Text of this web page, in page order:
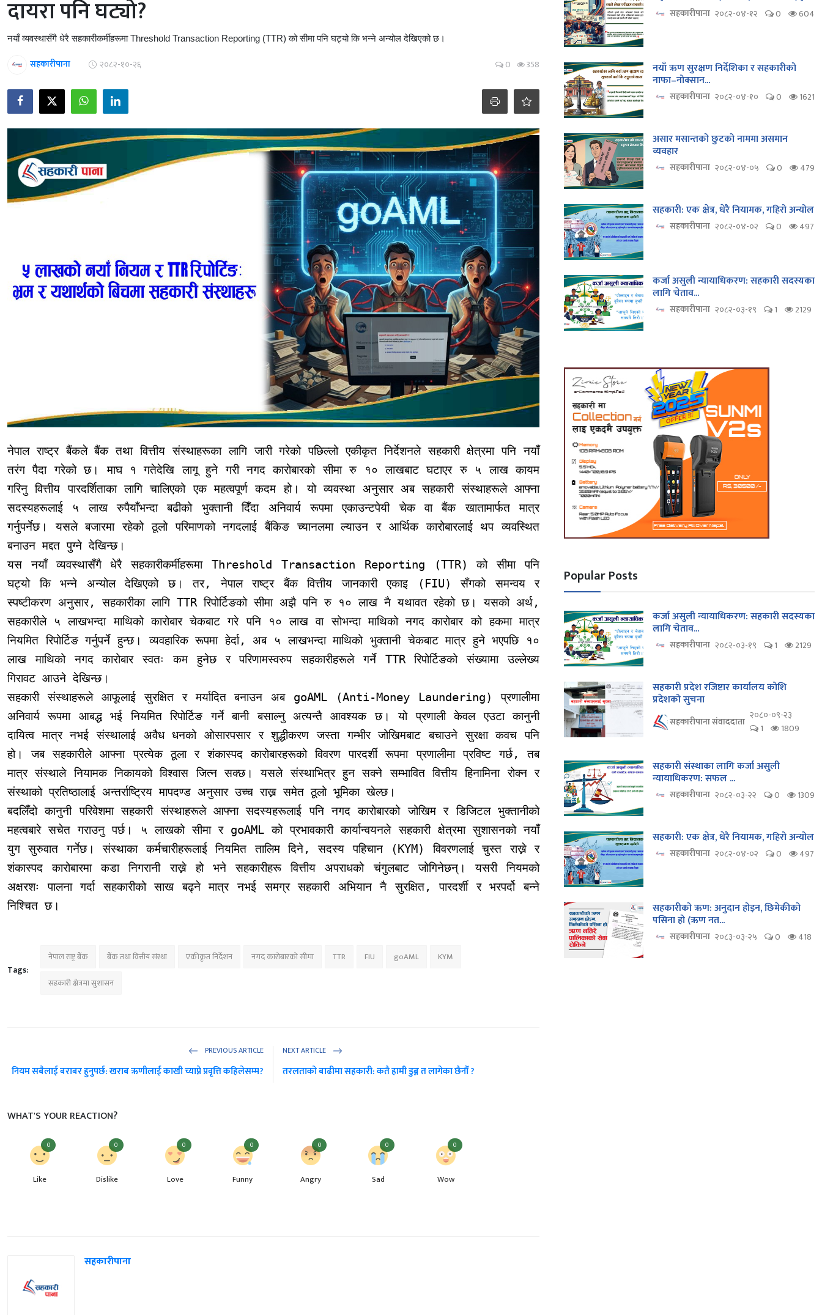
दायरा पनि घट्यो?
नयाँ व्यवस्थासँगै धेरै सहकारीकर्मीहरूमा Threshold Transaction Reporting (TTR) को सीमा पनि घट्यो कि भन्ने अन्योल देखिएको छ।
सहकारीपाना २०८२-१०-२६ 0 358
नेपाल राष्ट्र बैंकले बैंक तथा वित्तीय संस्थाहरूका लागि जारी गरेको पछिल्लो एकीकृत निर्देशनले सहकारी क्षेत्रमा पनि नयाँ
तरंग पैदा गरेको छ। माघ १ गतेदेखि लागू हुने गरी नगद कारोबारको सीमा रु १० लाखबाट घटाएर रु ५ लाख कायम
गरिनु वित्तीय पारदर्शिताका लागि चालिएको एक महत्वपूर्ण कदम हो। यो व्यवस्था अनुसार अब सहकारी संस्थाहरूले आफ्ना
सदस्यहरूलाई ५ लाख रुपैयाँभन्दा बढीको भुक्तानी दिँदा अनिवार्य रूपमा एकाउन्टपेयी चेक वा बैंक खातामार्फत मात्र
गर्नुपर्नेछ। यसले बजारमा रहेको ठूलो परिमाणको नगदलाई बैंकिङ च्यानलमा ल्याउन र आर्थिक कारोबारलाई थप व्यवस्थित
बनाउन मद्दत पुग्ने देखिन्छ।
यस नयाँ व्यवस्थासँगै धेरै सहकारीकर्मीहरूमा Threshold Transaction Reporting (TTR) को सीमा पनि
घट्यो कि भन्ने अन्योल देखिएको छ। तर, नेपाल राष्ट्र बैंक वित्तीय जानकारी एकाइ (FIU) सँगको समन्वय र
स्पष्टीकरण अनुसार, सहकारीका लागि TTR रिपोर्टिङको सीमा अझै पनि रु १० लाख नै यथावत रहेको छ। यसको अर्थ,
सहकारीले ५ लाखभन्दा माथिको कारोबार चेकबाट गरे पनि १० लाख वा सोभन्दा माथिको नगद कारोबार को हकमा मात्र
नियमित रिपोर्टिङ गर्नुपर्ने हुन्छ। व्यवहारिक रूपमा हेर्दा, अब ५ लाखभन्दा माथिको भुक्तानी चेकबाट मात्र हुने भएपछि १०
लाख माथिको नगद कारोबार स्वतः कम हुनेछ र परिणामस्वरुप सहकारीहरूले गर्ने TTR रिपोर्टिङको संख्यामा उल्लेख्य
गिरावट आउने देखिन्छ।
सहकारी संस्थाहरूले आफूलाई सुरक्षित र मर्यादित बनाउन अब goAML (Anti-Money Laundering) प्रणालीमा
अनिवार्य रूपमा आबद्ध भई नियमित रिपोर्टिङ गर्ने बानी बसाल्नु अत्यन्तै आवश्यक छ। यो प्रणाली केवल एउटा कानुनी
दायित्व मात्र नभई संस्थालाई अवैध धनको ओसारपसार र शुद्धीकरण जस्ता गम्भीर जोखिमबाट बचाउने सुरक्षा कवच पनि
हो। जब सहकारीले आफ्ना प्रत्येक ठूला र शंकास्पद कारोबारहरूको विवरण पारदर्शी रूपमा प्रणालीमा प्रविष्ट गर्छ, तब
मात्र संस्थाले नियामक निकायको विश्वास जित्न सक्छ। यसले संस्थाभित्र हुन सक्ने सम्भावित वित्तीय हिनामिना रोक्न र
संस्थाको प्रतिष्ठालाई अन्तर्राष्ट्रिय मापदण्ड अनुसार उच्च राख्न समेत ठूलो भूमिका खेल्छ।
बदलिँदो कानुनी परिवेशमा सहकारी संस्थाहरूले आफ्ना सदस्यहरूलाई पनि नगद कारोबारको जोखिम र डिजिटल भुक्तानीको
महत्वबारे सचेत गराउनु पर्छ। ५ लाखको सीमा र goAML को प्रभावकारी कार्यान्वयनले सहकारी क्षेत्रमा सुशासनको नयाँ
युग सुरुवात गर्नेछ। संस्थाका कर्मचारीहरूलाई नियमित तालिम दिने, सदस्य पहिचान (KYM) विवरणलाई चुस्त राख्ने र
शंकास्पद कारोबारमा कडा निगरानी राख्ने हो भने सहकारीहरू वित्तीय अपराधको चंगुलबाट जोगिनेछन्। यसरी नियमको
अक्षरशः पालना गर्दा सहकारीको साख बढ्ने मात्र नभई समग्र सहकारी अभियान नै सुरक्षित, पारदर्शी र भरपर्दो बन्ने
निश्चित छ।
Tags:
नेपाल राष्ट्र बैंक बैंक तथा वित्तीय संस्था एकीकृत निर्देशन नगद कारोबारको सीमा TTR FIU goAML
KYM
सहकारी क्षेत्रमा सुशासन
PREVIOUS ARTICLE
नियम सबैलाई बराबर हुनुपर्छ: खराब ऋणीलाई काखी च्याप्ने प्रवृत्ति कहिलेसम्म?
NEXT ARTICLE
तरलताको बाढीमा सहकारी: कतै हामी डुब्न त लागेका छैनौँ ?
WHAT'S YOUR REACTION?
0
Like
0
Dislike
0
Love
0
Funny
0
Angry
0
Sad
0
Wow
सहकारीपाना
सहकारीपाना २०८२-०४-१२ 0 604
नयाँ ऋण सुरक्षण निर्देशिका र सहकारीको
नाफा–नोक्सान...
सहकारीपाना २०८२-०४-१० 0 1621
असार मसान्तको छुटको नाममा असमान
व्यवहार
सहकारीपाना २०८२-०४-०५ 0 479
सहकारी: एक क्षेत्र, धेरै नियामक, गहिरो अन्योल
सहकारीपाना २०८२-०४-०२ 0 497
कर्जा असुली न्यायाधिकरण: सहकारी सदस्यका
लागि चेताव...
सहकारीपाना २०८२-०३-१९ 1 2129
Popular Posts
कर्जा असुली न्यायाधिकरण: सहकारी सदस्यका
लागि चेताव...
सहकारीपाना २०८२-०३-१९ 1 2129
सहकारी प्रदेश रजिष्टार कार्यालय कोशि
प्रदेशको सुचना
सहकारीपाना संवाददाता २०८०-०९-२३
1
1809
सहकारी संस्थाका लागि कर्जा असुली
न्यायाधिकरण: सफल ...
सहकारीपाना २०८२-०३-२२ 0 1309
सहकारी: एक क्षेत्र, धेरै नियामक, गहिरो अन्योल
सहकारीपाना २०८२-०४-०२ 0 497
सहकारीको ऋण: अनुदान होइन, छिमेकीको
पसिना हो (ऋण नत...
सहकारीपाना २०८३-०३-२५ 0 418